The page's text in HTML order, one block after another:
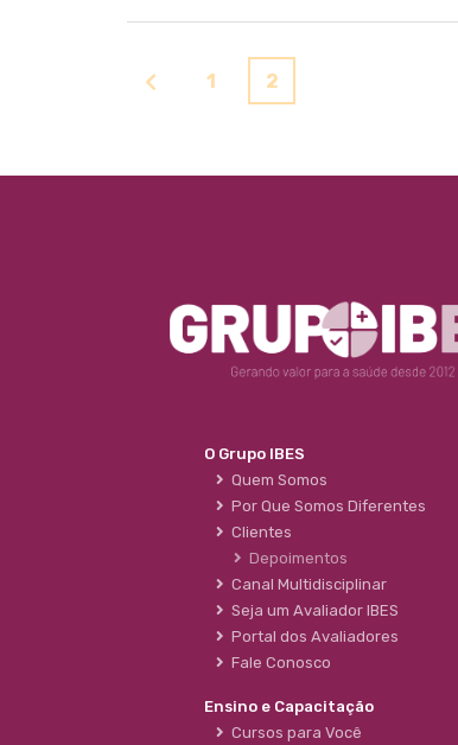
1 2
O Grupo IBES
Quem Somos
Por Que Somos Diferentes
Clientes
Depoimentos
Canal Multidisciplinar
Seja um Avaliador IBES
Portal dos Avaliadores
Fale Conosco
Ensino e Capacitação
Cursos para Você